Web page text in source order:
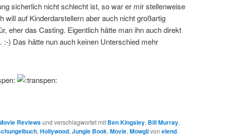
sicherlich nicht schlecht ist, so war er mir stellenweise
will auf Kinderdarstellern aber auch nicht großartig
eher das Casting. Eigentlich hätte man ihn auch direkt
:-) Das hätte nun auch keinen Unterschied mehr
Reviewsund verschlagwortet mit Ben Kingsley, Bill Murray,
, Hollywood, Jungle Book, Movie, Mowglivon elend.